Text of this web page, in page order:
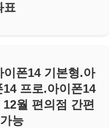
표
폰14 기본형.아
프로.아이폰14
월 편의점 간편
능